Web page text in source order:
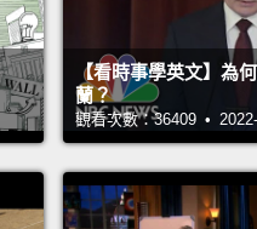
【看時事學英文】為
蘭？
觀看次數：36409 •